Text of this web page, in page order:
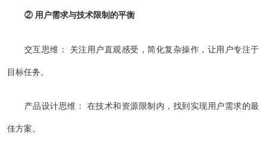
② 用户需求与技术限制的平衡
交互思维： 关注用户直观感受，简化复杂操作，让用户专注于
目标任务。
产品设计思维： 在技术和资源限制内，找到实现用户需求的最
佳方案。